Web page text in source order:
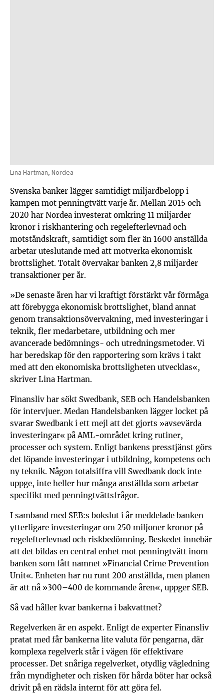
Lina Hartman, Nordea
Svenska banker lägger samtidigt miljardbelopp i
kampen mot penningtvätt varje år. Mellan 2015 och
2020 har Nordea investerat omkring 11 miljarder
kronor i riskhantering och regelefterlevnad och
motståndskraft, samtidigt som fler än 1600 anställda
arbetar uteslutande med att motverka ekonomisk
brottslighet. Totalt övervakar banken 2,8 miljarder
transaktioner per år.
»De senaste åren har vi kraftigt förstärkt vår förmåga
att förebygga ekonomisk brottslighet, bland annat
genom transaktionsövervakning, med investeringar i
teknik, fler medarbetare, utbildning och mer
avancerade bedömnings- och utredningsmetoder. Vi
har beredskap för den rapportering som krävs i takt
med att den ekonomiska brottsligheten utvecklas«,
skriver Lina Hartman.
Finansliv har sökt Swedbank, SEB och Handelsbanken
för intervjuer. Medan Handelsbanken lägger locket på
svarar Swedbank i ett mejl att det gjorts »avsevärda
investeringar« på AML-området kring rutiner,
processer och system. Enligt bankens presstjänst görs
det löpande investeringar i utbildning, kompetens och
ny teknik. Någon totalsiffra vill Swedbank dock inte
uppge, inte heller hur många anställda som arbetar
specifikt med penningtvättsfrågor.
I samband med SEB:s bokslut i år meddelade banken
ytterligare investeringar om 250 miljoner kronor på
regelefterlevnad och riskbedömning. Beskedet innebär
att det bildas en central enhet mot penningtvätt inom
banken som fått namnet »Financial Crime Prevention
Unit«. Enheten har nu runt 200 anställda, men planen
är att nå »300–400 de kommande åren«, uppger SEB.
Så vad håller kvar bankerna i bakvattnet?
Regelverken är en aspekt. Enligt de experter Finansliv
pratat med får bankerna lite valuta för pengarna, där
komplexa regelverk står i vägen för effektivare
processer. Det snåriga regelverket, otydlig vägledning
från myndigheter och risken för hårda böter har också
drivit på en rädsla internt för att göra fel.